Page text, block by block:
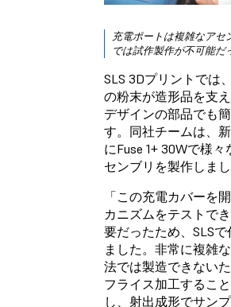
充電ポートは複雑なアセ
では試作製作が不可能だ
SLS 3Dプリントでは
の粉末が造形品を支
デザインの部品でも
す。同社チームは、
にFuse 1+ 30Wで様
センブリを製作しまし
「この充電カバーを
カニズムをテストで
要だったため、SLSで
ました。非常に複雑
法では製造できない
フライス加工するこ
し、射出成形でサン